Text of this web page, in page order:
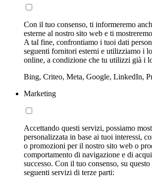
Con il tuo consenso, ti informeremo
esterne al nostro sito web e ti
A tal fine, confrontiamo i tuoi dati
seguenti fornitori esterni e utilizziamo i
online, a condizione che tu utilizzi già i
Bing, Criteo, Meta, Google, LinkedIn,
Marketing
Accettando questi servizi, possiamo
personalizzata in base ai tuoi interessi,
o promozioni per il nostro sito web o
comportamento di navigazione e di
successo. Con il tuo consenso, su
seguenti servizi di terze parti: